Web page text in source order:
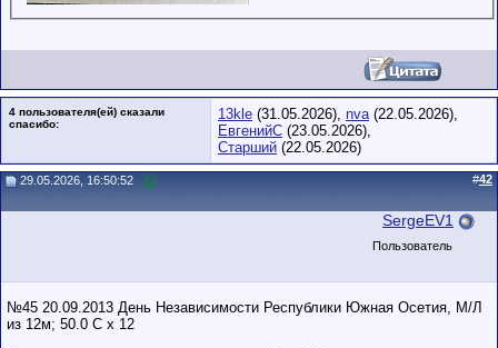
4 пользователя(ей) сказали
cпасибо:
13kle (31.05.2026), nva(22.05.2026),
ЕвгенийС (23.05.2026),
Старший (22.05.2026)
29.05.2026, 16:50:52 #42
SergeEV1
Пользователь
№45 20.09.2013 День Независимости Республики Южная Осетия, М/Л
из 12м; 50.0 C х 12